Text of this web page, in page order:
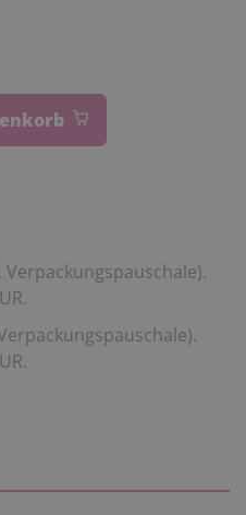
Verpackungspauschale).